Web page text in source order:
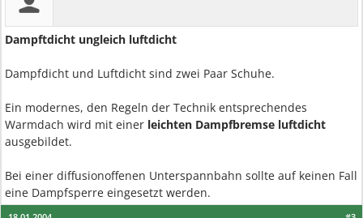
Dampftdicht ungleich luftdicht
Dampfdicht und Luftdicht sind zwei Paar Schuhe.
Ein modernes, den Regeln der Technik entsprechendes
Warmdach wird mit einer leichten Dampfbremse luftdicht
ausgebildet.
Bei einer diffusionoffenen Unterspannbahn sollte auf keinen Fall
eine Dampfsperre eingesetzt werden.